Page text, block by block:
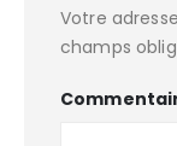
Votre
champs